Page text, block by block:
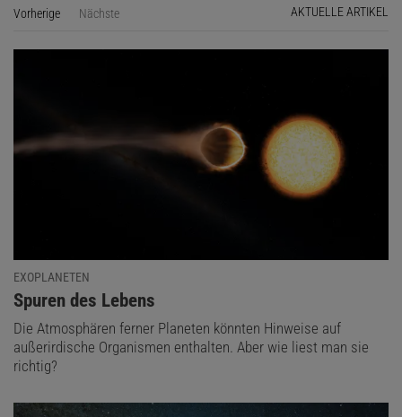
Vorherige SeiteNächste AKTUELLE ARTIKEL
EXOPLANETEN
:
Spuren des Lebens
Die Atmosphären ferner Planeten könnten Hinweise auf
außerirdische Organismen enthalten. Aber wie liest man sie
richtig?